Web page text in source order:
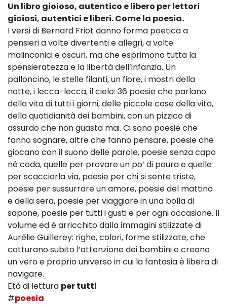
Un libro gioioso, autentico e libero per lettori
gioiosi, autentici e liberi. Come la poesia.
I versi di Bernard Friot danno forma poetica a
pensieri a volte divertenti e allegri, a volte
malinconici e oscuri, ma che esprimono tutta la
spensieratezza e la libertà dell’infanzia. Un
palloncino, le stelle filanti, un fiore, i mostri della
notte, i lecca-lecca, il cielo: 36 poesie che parlano
della vita di tutti i giorni, delle piccole cose della vita,
della quotidianità dei bambini,con un pizzico di
assurdo che non guasta mai. Ci sono poesie che
fanno sognare, altre che fanno pensare, poesie che
giocano con il suono delle parole, poesie senza capo
né coda, quelle per provare un po’ di paura e quelle
per scacciarla via, poesie per chi si sente triste,
poesie per sussurrare un amore, poesie del mattino
e della sera, poesie per viaggiare in una bolla di
sapone, poesie per tutti i gusti e per ogni occasione. Il
volume ed è arricchito dalla immagini stilizzate di
Aurélie Guillerey: righe, colori, forme stilizzate, che
catturano subito l’attenzione dei bambini e creano
un vero e proprio universo in cui la fantasia è libera di
navigare.
Età di lettura per tutti
#poesia